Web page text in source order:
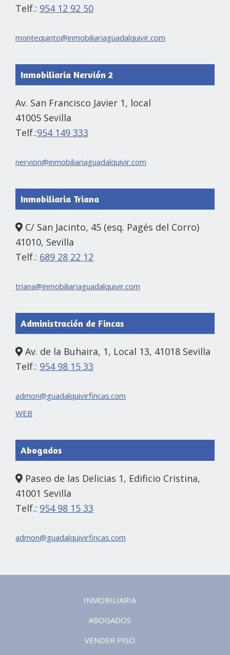
Telf.: 954 12 92 50
montequinto@inmobiliariaguadalquivir.com
Inmobiliaria Nervión 2
Av. San Francisco Javier 1, local
41005 Sevilla
Telf.:954 149 333
nervion@inmobiliariaguadalquivir.com
Inmobiliaria Triana
C/ San Jacinto, 45 (esq. Pagés del Corro)
41010, Sevilla
Telf.: 689 28 22 12
triana@inmobiliariaguadalquivir.com
Administración de Fincas
Av. de la Buhaira, 1, Local 13, 41018 Sevilla
Telf.: 954 98 15 33
admon@guadalquivirfincas.com
WEB
Abogados
Paseo de las Delicias 1, Edificio Cristina,
41001 Sevilla
Telf.: 954 98 15 33
admon@guadalquivirfincas.com
INMOBILIARIA
ABOGADOS
VENDER PISO